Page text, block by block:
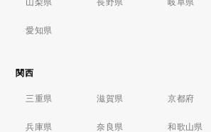
山梨県 長野県 岐阜県
愛知県
関西
三重県 滋賀県 京都府
兵庫県 奈良県 和歌山県